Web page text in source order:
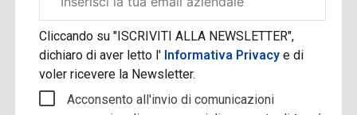
aziendale
Cliccando su "ISCRIVITI ALLA NEWSLETTER",
dichiaro di aver letto l' Informativa Privacye di
voler ricevere la Newsletter.
Acconsento all'invio di comunicazioni